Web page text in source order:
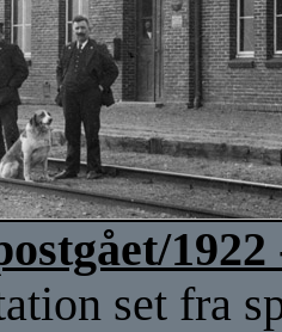
set fra